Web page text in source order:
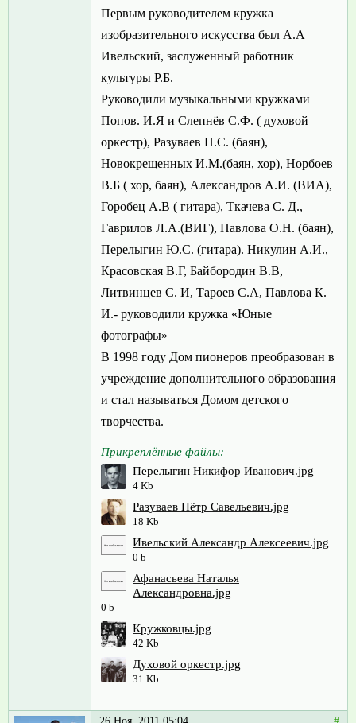
Первым руководителем кружка
изобразительного искусства был А.А
Ивельский, заслуженный работник
культуры Р.Б.
Руководили музыкальными кружками
Попов. И.Я и Слепнёв С.Ф. ( духовой
оркестр), Разуваев П.С. (баян),
Новокрещенных И.М.(баян, хор), Норбоев
В.Б ( хор, баян), Александров А.И. (ВИА),
Горобец А.В ( гитара), Ткачева С. Д.,
Гаврилов Л.А.(ВИГ), Павлова О.Н. (баян),
Перелыгин Ю.С. (гитара). Никулин А.И.,
Красовская В.Г, Байбородин В.В,
Литвинцев С. И, Тароев С.А, Павлова К.
И.- руководили кружка «Юные
фотографы»
В 1998 году Дом пионеров преобразован в
учреждение дополнительного образования
и стал называться Домом детского
творчества.
Прикреплённые файлы:
Перелыгин Никифор Иванович.jpg
4 Kb
Разуваев Пётр Савельевич.jpg
18 Kb
Ивельский Александр Алексеевич.jpg
0 b
Афанасьева Наталья
Александровна.jpg
0 b
Кружковцы.jpg
42 Kb
Духовой оркестр.jpg
31 Kb